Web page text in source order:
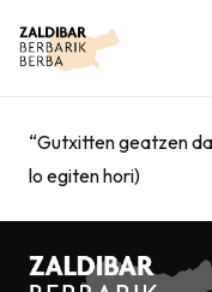
“Gutxitten geatzen
lo egiten hori)